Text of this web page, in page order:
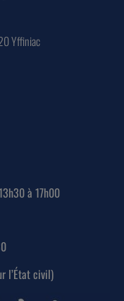
Yffiniac
à 17h00
l’État civil)